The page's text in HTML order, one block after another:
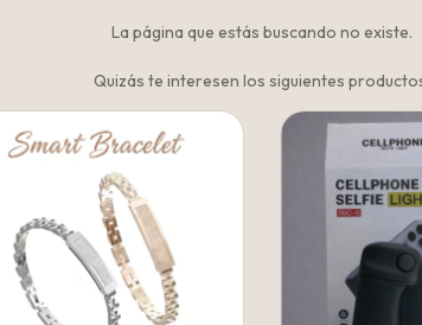
La página que estás buscando no existe.
Quizás te interesen los siguientes